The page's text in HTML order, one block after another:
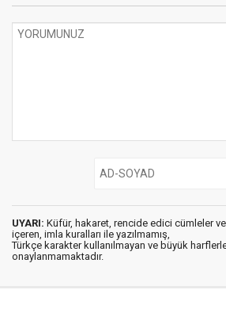
UYARI: Küfür, hakaret, rencide edici cümleler
içeren, imla kuralları ile yazılmamış,
Türkçe karakter kullanılmayan ve büyük
onaylanmamaktadır.